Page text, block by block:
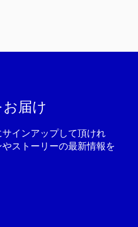
届け
インアップして頂けれ
ストーリーの最新情報を